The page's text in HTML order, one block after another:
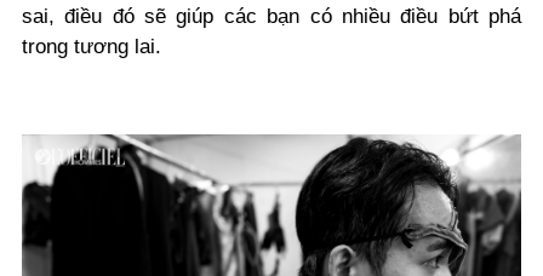
sai, điều đó sẽ giúp các bạn có nhiều điều bứt phá
trong tương lai.